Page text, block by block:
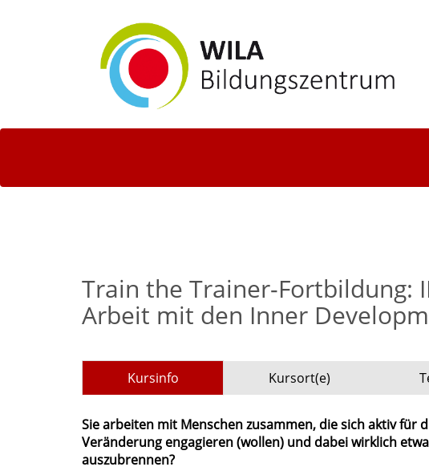
Train the Trainer-Fortbildung:
Arbeit mit den Inner
Kursinfo Kursort(e)
Sie arbeiten mit Menschen zusammen, die sich aktiv für
Veränderung engagieren (wollen) und dabei wirklich
auszubrennen?